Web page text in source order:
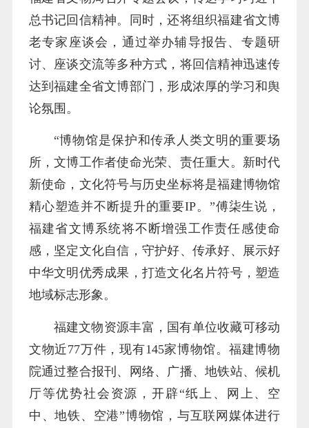
总书记回信精神。同时，还将组织福建省文博
老专家座谈会，通过举办辅导报告、专题研
讨、座谈交流等多种方式，将回信精神迅速传
达到福建全省文博部门，形成浓厚的学习和舆
论氛围。
“博物馆是保护和传承人类文明的重要场
所，文博工作者使命光荣、责任重大。新时代
新使命，文化符号与历史坐标将是福建博物馆
精心塑造并不断提升的重要IP。”傅柒生说，
福建省文博系统将不断增强工作责任感使命
感，坚定文化自信，守护好、传承好、展示好
中华文明优秀成果，打造文化名片符号，塑造
地域标志形象。
福建文物资源丰富，国有单位收藏可移动
文物近77万件，现有145家博物馆。福建博物
院通过整合报刊、网络、广播、地铁站、候机
厅等优势社会资源，开辟“纸上、网上、空
中、地铁、空港”博物馆，与互联网媒体进行